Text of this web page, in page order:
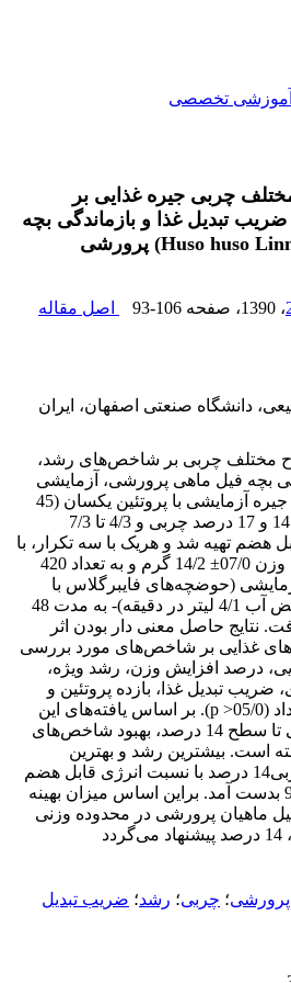
آموزشی تخصصی
چربی جیره غذایی بر
تبدیل غذا و بازماندگی بچه
، 1390 ، صفحه 93-106
اصل مقاله
دانشگاه صنعتی اصفهان، ایران
مختلف چربی بر شاخص‌های رشد،
بچه فیل ماهی پرورشی، آزمایشی
طراحی و اجرا گردید. چهار جیره آزمایشی با پروتئین یکسان (45
درصد) و سطوح 7/6، 5/10، 14 و 17 درصد چربی و 4/3 تا 7/3
هضم تهیه شد و هریک با سه تکرار، با
بچه فیل ماهیان پرورشی با وزن 07/0± 14/2 گرم و به تعداد 420
آزمایشی (حوضچه‌های فایبرگلاس با
حجم 100 لیتر و میزان تعویض آب 4/1 لیتر در دقیقه)- به مدت 48
نتایج حاصل معنی دار بودن اثر
غذایی بر شاخص‌های مورد بررسی
درصد افزایش وزن، رشد ویژه،
تبدیل غذا، بازده پروتئین و
پروتئین تولیدشده را نشان داد (05/0< p). بر اساس یافته‌های این
تحقیق افزایش میزان چربی تا سطح 14 درصد، بهبود شاخص‌های
است. بیشترین رشد و بهترین
راندمان غذایی در سطح چربی14 درصد با نسبت انرژی قابل هضم
به پروتئین خام ( ) برابر 9/79 بدست آمد. براین اساس میزان بهینه
ماهیان پرورشی در محدوده وزنی
پرورشی؛ چربی؛ رشد؛ ضریب تبدیل